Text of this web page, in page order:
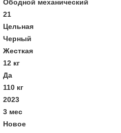
Ободной механический
21
Цельная
Черный
Жесткая
12 кг
Да
110 кг
2023
3 мес
Новое